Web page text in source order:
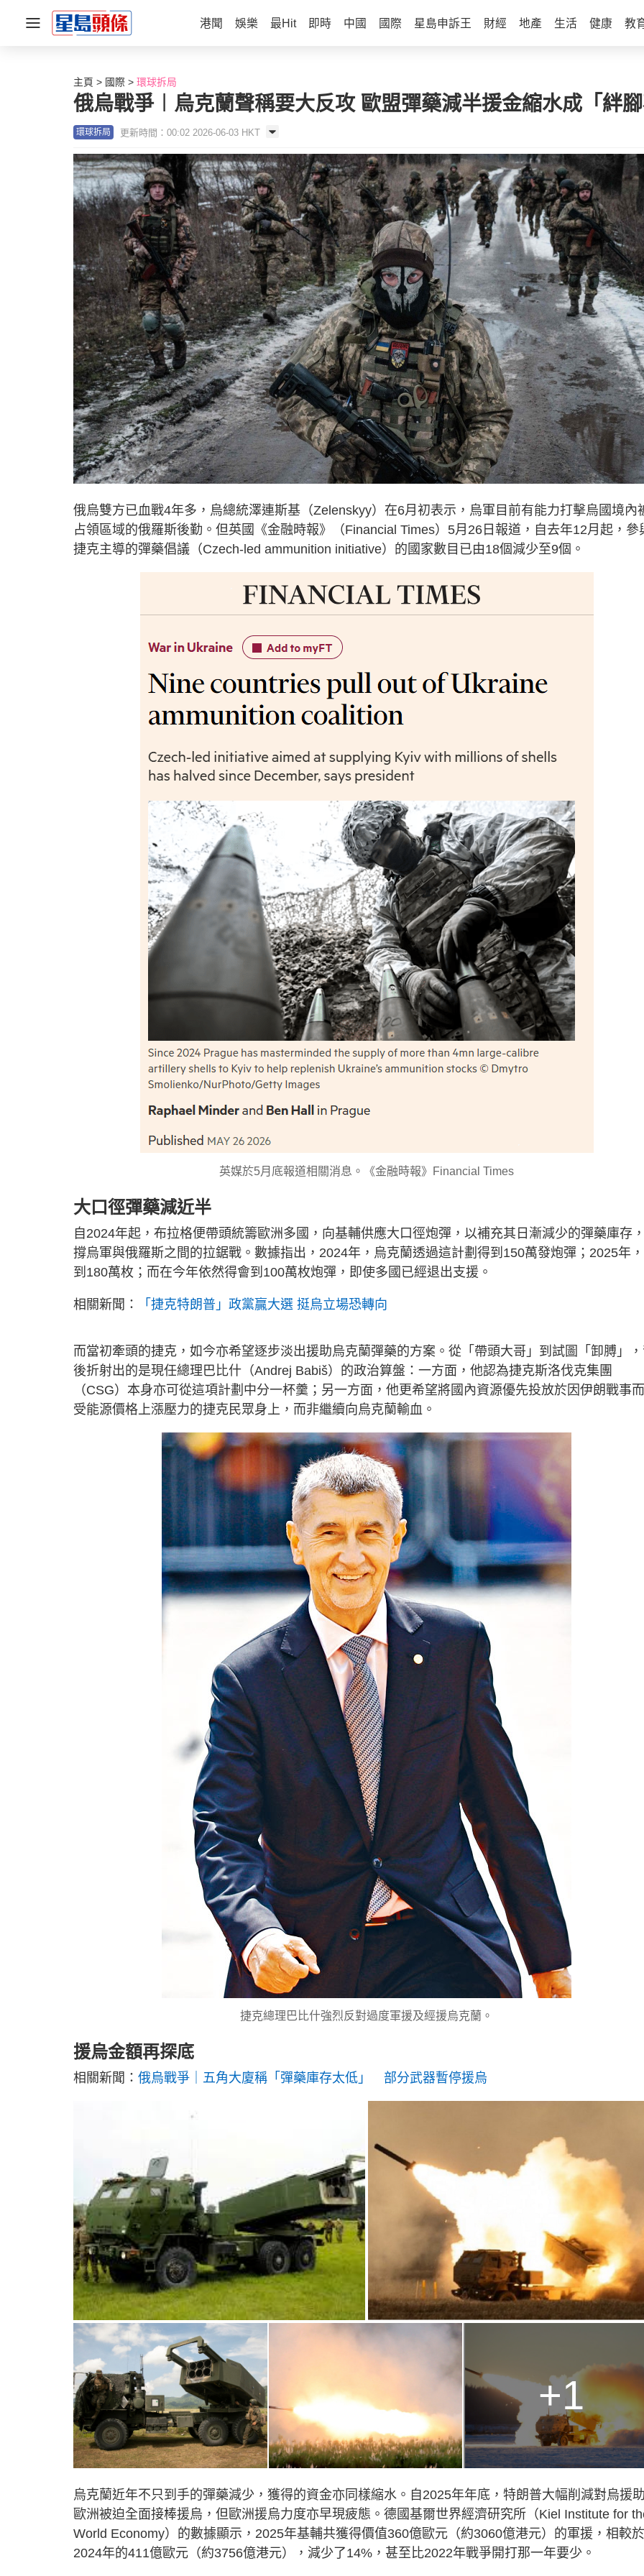
港聞 娛樂 最Hit 即時 中國 國際 星島申訴王 財經 地產 生活 健康 教
主頁 國際 環球拆局
俄烏戰爭︱烏克蘭聲稱要大反攻 歐盟彈藥減半援金縮水成「絆
環球拆局 更新時間：00:02 2026-06-03 HKT
俄烏雙方已血戰4年多，烏總統澤連斯基（Zelenskyy）在6月初表示，烏軍目前有能力打擊烏國境內
占領區域的俄羅斯後勤。但英國《金融時報》（Financial Times）5月26日報道，自去年12月起，參
捷克主導的彈藥倡議（Czech-led ammunition initiative）的國家數目已由18個減少至9個。
英媒於5月底報道相關消息。《金融時報》Financial Times
大口徑彈藥減近半
自2024年起，布拉格便帶頭統籌歐洲多國，向基輔供應大口徑炮彈，以補充其日漸減少的彈藥庫存
撐烏軍與俄羅斯之間的拉鋸戰。數據指出，2024年，烏克蘭透過這計劃得到150萬發炮彈；2025年
到180萬枚；而在今年依然得會到100萬枚炮彈，即使多國已經退出支援。
相關新聞： 「捷克特朗普」政黨贏大選 挺烏立場恐轉向
而當初牽頭的捷克，如今亦希望逐步淡出援助烏克蘭彈藥的方案。從「帶頭大哥」到試圖「卸膊」
後折射出的是現任總理巴比什（Andrej Babiš）的政治算盤：一方面，他認為捷克斯洛伐克集團
（CSG）本身亦可從這項計劃中分一杯羹；另一方面，他更希望將國內資源優先投放於因伊朗戰事
受能源價格上漲壓力的捷克民眾身上，而非繼續向烏克蘭輸血。
捷克總理巴比什強烈反對過度軍援及經援烏克蘭。
援烏金額再探底
相關新聞： 俄烏戰爭｜五角大廈稱「彈藥庫存太低」 部分武器暫停援烏
+1
烏克蘭近年不只到手的彈藥減少，獲得的資金亦同樣縮水。自2025年年底，特朗普大幅削減對烏援
歐洲被迫全面接棒援烏，但歐洲援烏力度亦早現疲態。德國基爾世界經濟研究所（Kiel Institute for
World Economy）的數據顯示，2025年基輔共獲得價值360億歐元（約3060億港元）的軍援，相較於
2024年的411億歐元（約3756億港元），減少了14%，甚至比2022年戰爭開打那一年要少。